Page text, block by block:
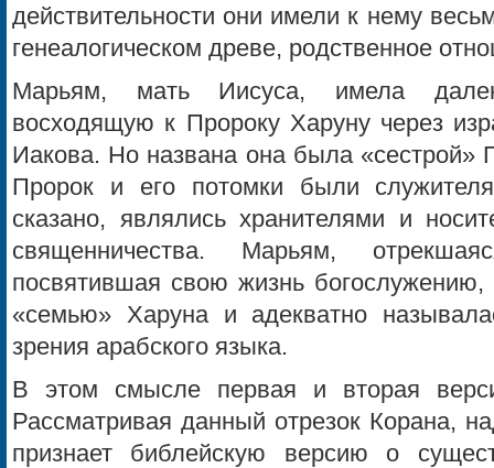
действительности они имели к нему
генеалогическом древе, родственное
Марьям, мать Иисуса, имела
восходящую к Пророку Харуну через
Иакова. Но названа она была «сестрой»
Пророк и его потомки были
сказано, являлись хранителями и
священничества. Марьям,
посвятившая свою жизнь
«семью» Харуна и адекватно
зрения арабского языка.
В этом смысле первая и вторая
Рассматривая данный отрезок Корана,
признает библейскую версию о